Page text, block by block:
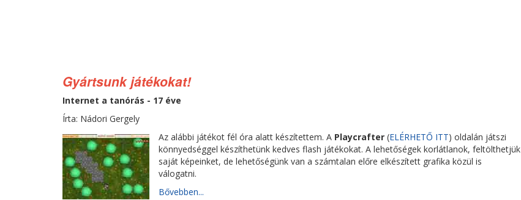
Gyártsunk játékokat!
Internet a tanórás - 17 éve
Írta: Nádori Gergely
Az alábbi játékot fél óra alatt készítettem. A Playcrafter (ELÉRHETŐ ITT) oldalán játszi
könnyedséggel készíthetünk kedves flash játékokat. A lehetőségek korlátlanok, feltölthetjük
saját képeinket, de lehetőségünk van a számtalan előre elkészített grafika közül is
válogatni.
Bővebben...